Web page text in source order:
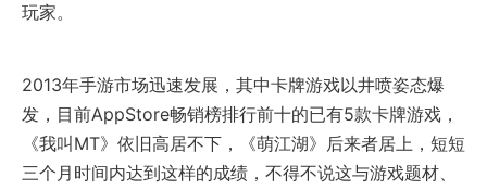
玩家。
2013年手游市场迅速发展，其中卡牌游戏以井喷姿态爆
发，目前AppStore畅销榜排行前十的已有5款卡牌游戏，
《我叫MT》依旧高居不下，《萌江湖》后来者居上，短短
三个月时间内达到这样的成绩，不得不说这与游戏题材、